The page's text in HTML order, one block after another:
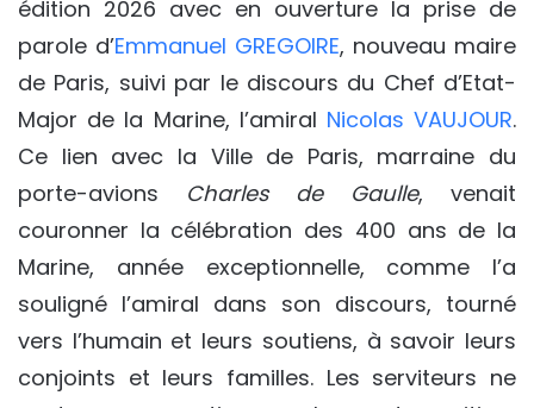
édition 2026 avec en ouverture la prise de
parole d’Emmanuel GREGOIRE, nouveau maire
de Paris, suivi par le discours du Chef d’Etat-
Major de la Marine, l’amiral Nicolas VAUJOUR.
Ce lien avec la Ville de Paris, marraine du
porte-avions Charles de Gaulle, venait
couronner la célébration des 400 ans de la
Marine, année exceptionnelle, comme l’a
souligné l’amiral dans son discours, tourné
vers l’humain et leurs soutiens, à savoir leurs
conjoints et leurs familles. Les serviteurs ne